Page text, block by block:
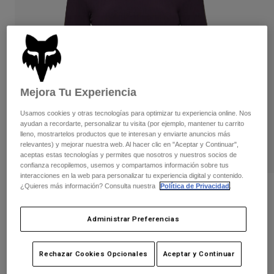
Pantalones largos
Pantalones cortos
Chaquetas y chalecos
Guantes
Protecciones
Gafas de protección
Calcetines
Accesorios
Recambios
Pantalones
Guantes
Gafas de protección
Calcetines
Mochilas y accesorios
Recambios
Ver todo
Mujer
Camisetas y tops
Sudaderas
Chaquetas
Pantalones
Camisas
Ver todo
Niños
Protecciones
Gafas de Protección
Calcetines
Ver todo
Moto
Cascos
Camisetas
Pantalones
Guantes
Camiseta técnica Defend Thermal -
Mujer
N.º de artículo33787
65,99 €-119,99 €
Mejora Tu Experiencia
Usamos cookies y otras tecnologías para optimizar tu experiencia online. Nos
ayudan a recordarte, personalizar tu visita (por ejemplo, mantener tu carrito
lleno, mostrartelos productos que te interesan y enviarte anuncios más
relevantes) y mejorar nuestra web. Al hacer clic en "Aceptar y Continuar",
aceptas estas tecnologías y permites que nosotros y nuestros socios de
confianza recopilemos, usemos y compartamos información sobre tus
interacciones en la web para personalizar tu experiencia digital y contenido.
¿Quieres más información? Consulta nuestra
Política de Privacidad
Administrar Preferencias
Rechazar Cookies Opcionales Aceptar y Continuar